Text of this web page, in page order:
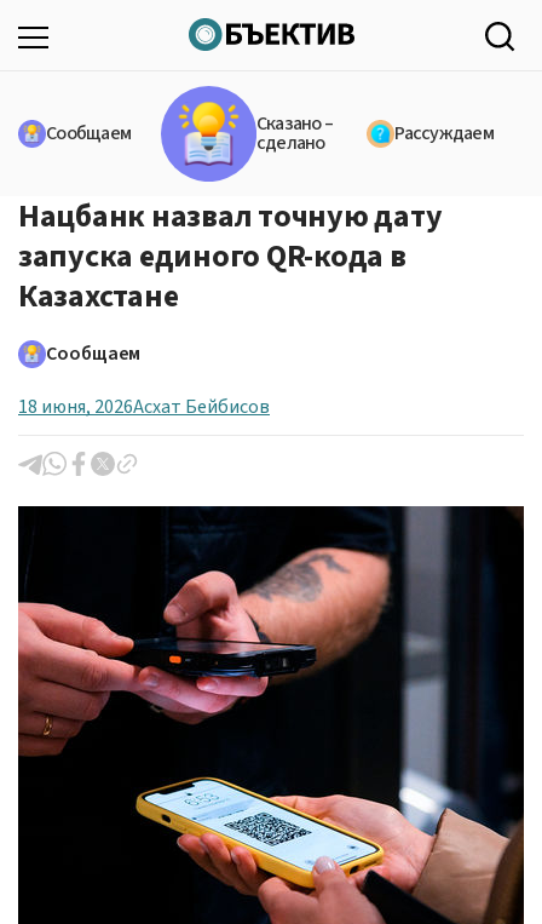
Сообщаем Сказано –
сделано Рассуждаем
Нацбанк назвал точную дату
запуска единого QR-кода в
Казахстане
Сообщаем
18 июня, 2026Асхат Бейбисов